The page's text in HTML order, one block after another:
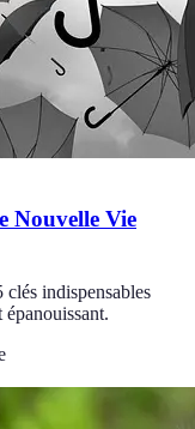
Nouvelle Vie
indispensables